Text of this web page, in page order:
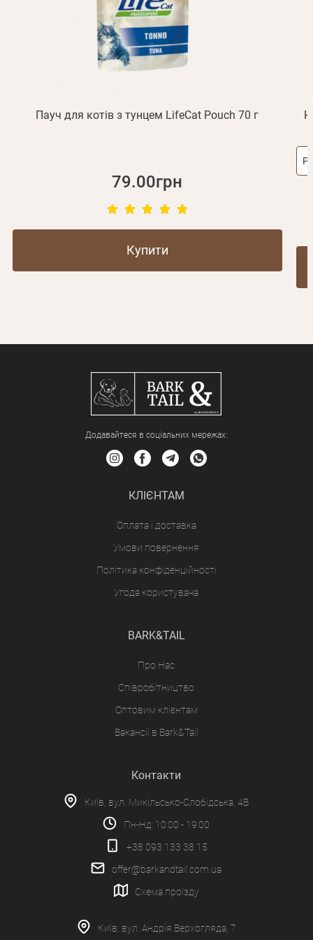
Пауч для котів з тунцем LifeCat Pouch 70 г
79.00грн
Купити
Додавайтеся в соціальних мережах:
КЛІЄНТАМ
Оплата і доставка
Умови повернення
Політика конфіденційності
Угода користувача
BARK&TAIL
Про Нас
Співробітництво
Оптовим клієнтам
Вакансії в Bark&Tail
Контакти
Київ, вул. Микільсько-Слобідська, 4В
Пн-Нд: 10:00 - 19:00
+38 093 133 38 15
offer@barkandtail.com.ua
Схема проїзду
Київ, вул. Андрія Верхогляда, 7
Відправити
Реєстрація
або з допомогою
Згадали пароль?
Не прийшов лист?Повторити відправку